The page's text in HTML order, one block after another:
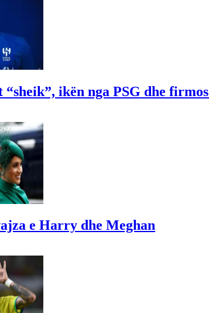
“sheik”, ikën nga PSG dhe
e Harry dhe Meghan